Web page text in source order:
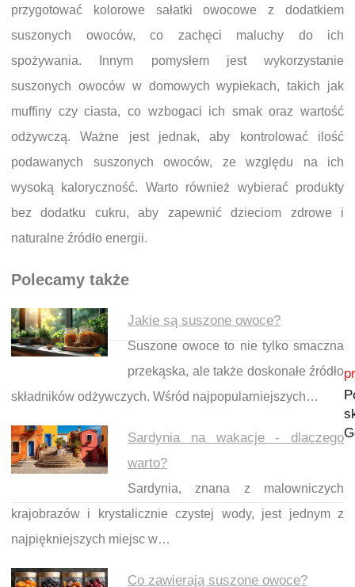
przygotować kolorowe sałatki owocowe z dodatkiem
suszonych owoców, co zachęci maluchy do ich
spożywania. Innym pomysłem jest wykorzystanie
suszonych owoców w domowych wypiekach, takich jak
muffiny czy ciasta, co wzbogaci ich smak oraz wartość
odżywczą. Ważne jest jednak, aby kontrolować ilość
podawanych suszonych owoców, ze względu na ich
wysoką kaloryczność. Warto również wybierać produkty
bez dodatku cukru, aby zapewnić dzieciom zdrowe i
naturalne źródło energii.
Polecamy także
Jakie są suszone owoce?
Suszone owoce to nie tylko smaczna
przekąska, ale także doskonałe źródło
składników odżywczych. Wśród najpopularniejszych…
Sardynia na wakacje - dlaczego
warto?
Sardynia, znana z malowniczych
krajobrazów i krystalicznie czystej wody, jest jednym z
najpiękniejszych miejsc w…
Co zawierają suszone owoce?
Nawigacja wpisu